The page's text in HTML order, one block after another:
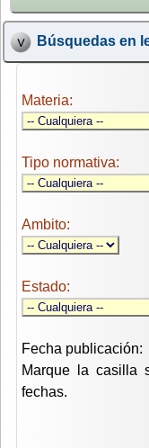
Búsquedas en
Materia:
Tipo normativa:
Ambito:
Estado:
Fecha publicación:
Marque la casilla
fechas.